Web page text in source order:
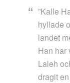
”Kalle
hyllade
landet
Han har
Laleh
dragit